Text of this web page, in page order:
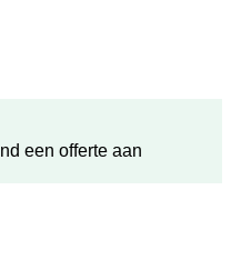
een offerte aan